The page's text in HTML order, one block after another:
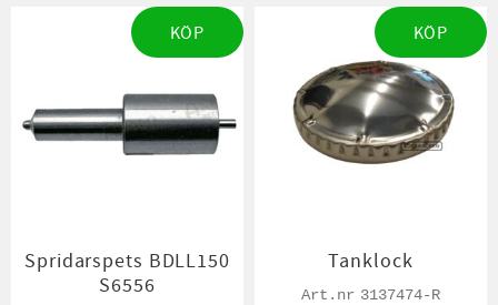
Spridarspets BDLL150
S6556
KÖP
Tanklock
3137474-R
KÖP